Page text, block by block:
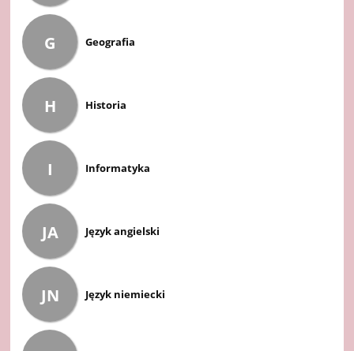
G Geografia
H Historia
I Informatyka
JA Język angielski
JN Język niemiecki